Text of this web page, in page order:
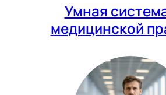
Умная
медицинской